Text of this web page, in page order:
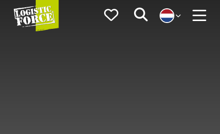
Logistic
Force
FavorietenZoeken